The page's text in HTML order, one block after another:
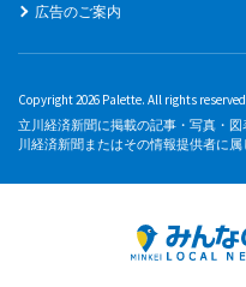
広告のご案内
Copyright 2026 Palette. All rights
立川経済新聞に掲載の記事・写真・
川経済新聞またはその情報提供者に属